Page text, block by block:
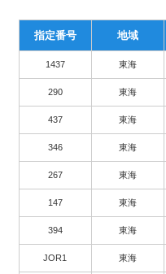
指定番号 地域
1437 東海
290 東海
437 東海
346 東海
267 東海
147 東海
394 東海
JOR1 東海